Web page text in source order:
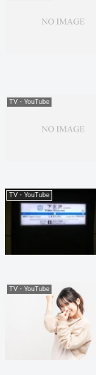
TV・YouTube
TV・YouTube
TV・YouTube